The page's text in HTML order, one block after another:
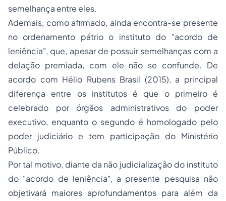
semelhança entre eles.
Ademais, como afirmado, ainda encontra-se presente
no ordenamento pátrio o instituto do "acordo de
leniência", que, apesar de possuir semelhanças com a
delação premiada, com ele não se confunde. De
acordo com Hélio Rubens Brasil (2015), a principal
diferença entre os institutos é que o primeiro é
celebrado por órgãos administrativos do poder
executivo, enquanto o segundo é homologado pelo
poder judiciário e tem participação do Ministério
Público.
Por tal motivo, diante da não judicialização do instituto
do "acordo de leniência", a presente pesquisa não
objetivará maiores aprofundamentos para além da